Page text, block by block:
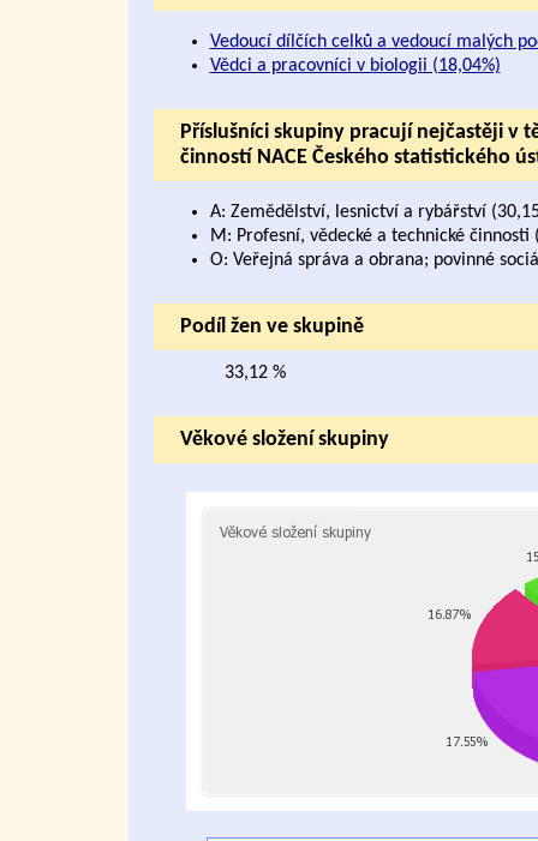
Vedoucí dílčích celků a vedoucí malých
Vědci a pracovníci v biologii (18,04%)
Příslušníci skupiny pracují nejčastěji v
činností NACE Českého statistického
A: Zemědělství, lesnictví a rybářství
M: Profesní, vědecké a technické činnosti
O: Veřejná správa a obrana; povinné
Podíl žen ve skupině
33,12 %
Věkové složení skupiny